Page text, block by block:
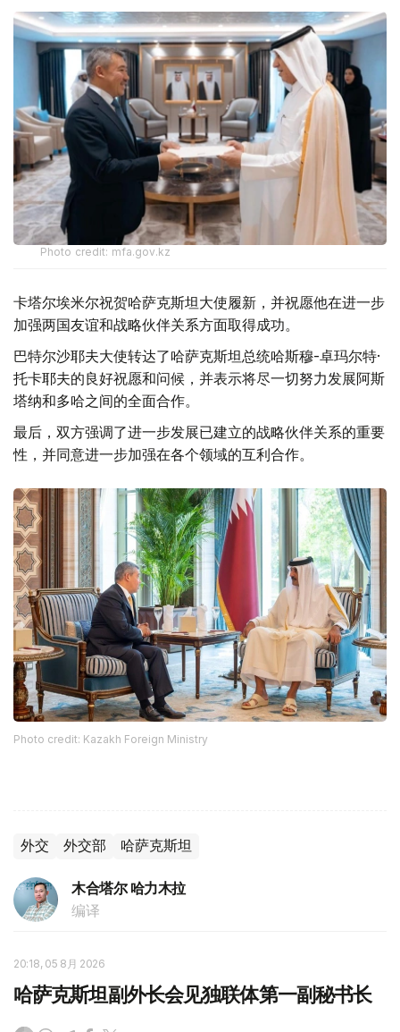
Photo credit: mfa.gov.kz
卡塔尔埃米尔祝贺哈萨克斯坦大使履新，并祝愿他在进一步
加强两国友谊和战略伙伴关系方面取得成功。
巴特尔沙耶夫大使转达了哈萨克斯坦总统哈斯穆-卓玛尔特·
托卡耶夫的良好祝愿和问候，并表示将尽一切努力发展阿斯
塔纳和多哈之间的全面合作。
最后，双方强调了进一步发展已建立的战略伙伴关系的重要
性，并同意进一步加强在各个领域的互利合作。
Photo credit: Kazakh Foreign Ministry
外交 外交部 哈萨克斯坦
木合塔尔 哈力木拉
编译
20:18, 05 8月 2026
哈萨克斯坦副外长会见独联体第一副秘书长